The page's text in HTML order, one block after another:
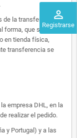
perm_identity
Registrarse
de la transferencia,
forma, que si alguien
en tienda física,
transferencia se
empresa DHL, en la
realizar el pedido.
y Portugal) y a las